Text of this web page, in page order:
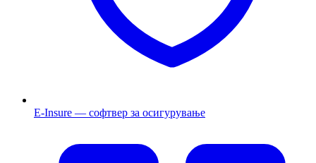
E-Insure — софтвер за осигурување